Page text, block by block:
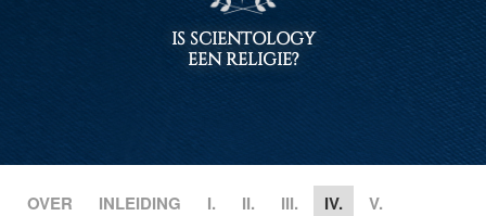
IS SCIENTOLOGY
EEN RELIGIE?
OVER INLEIDING I. II. III. IV. V.